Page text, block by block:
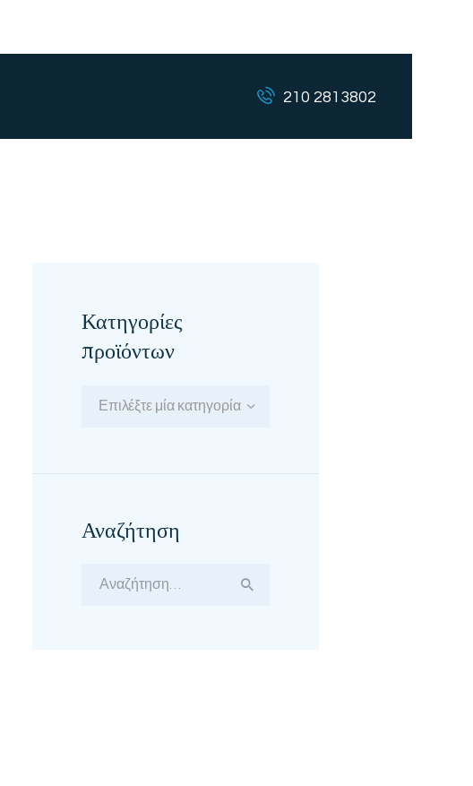
210 2813802
Κατηγορίες
προϊόντων
Επιλέξτε μία κατηγορία
Αναζήτηση
Αναζήτηση